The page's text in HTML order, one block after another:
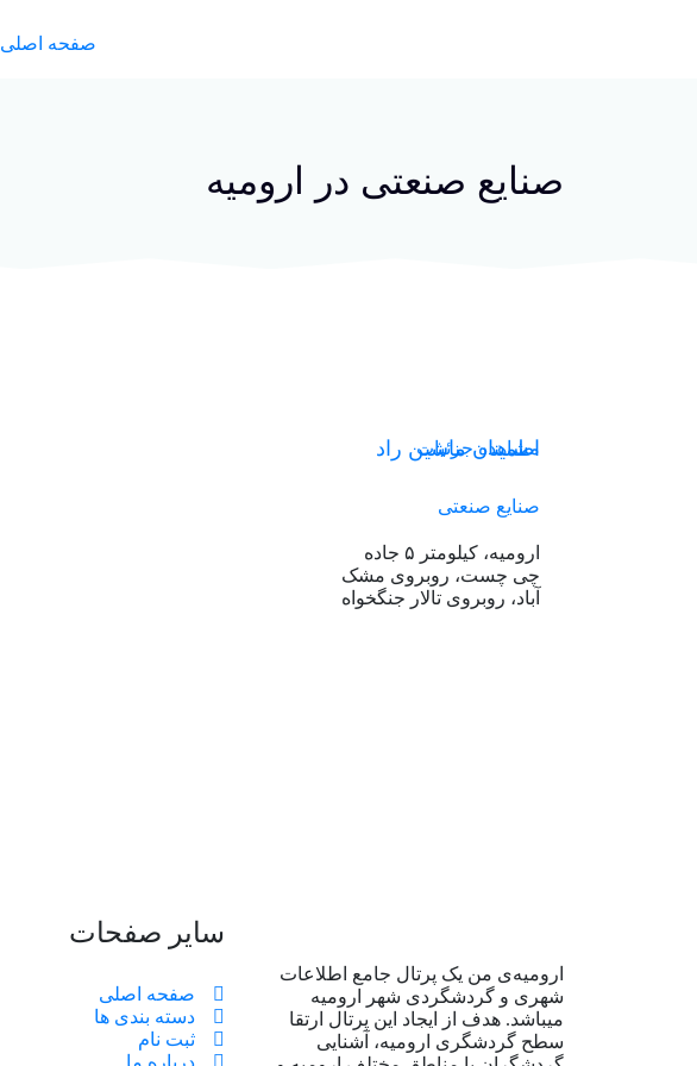
صفحه اصلی
صنایع صنعتی در ارومیه
اطمینان ماشین راد
صنایع صنعتی
ارومیه، کیلومتر ۵ جاده
چی چست، روبروی مشک
آباد، روبروی تالار جنگخواه
مشاهده جزئیات
ارومیه‌ی من یک پرتال جامع اطلاعات
شهری و گردشگردی شهر ارومیه
میباشد. هدف از ایجاد این پرتال ارتقا
سطح گردشگری ارومیه، آشنایی
سایر صفحات
صفحه اصلی
دسته بندی ها
ثبت نام
درباره ما